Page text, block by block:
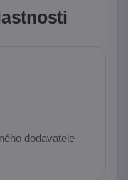
dodavatele